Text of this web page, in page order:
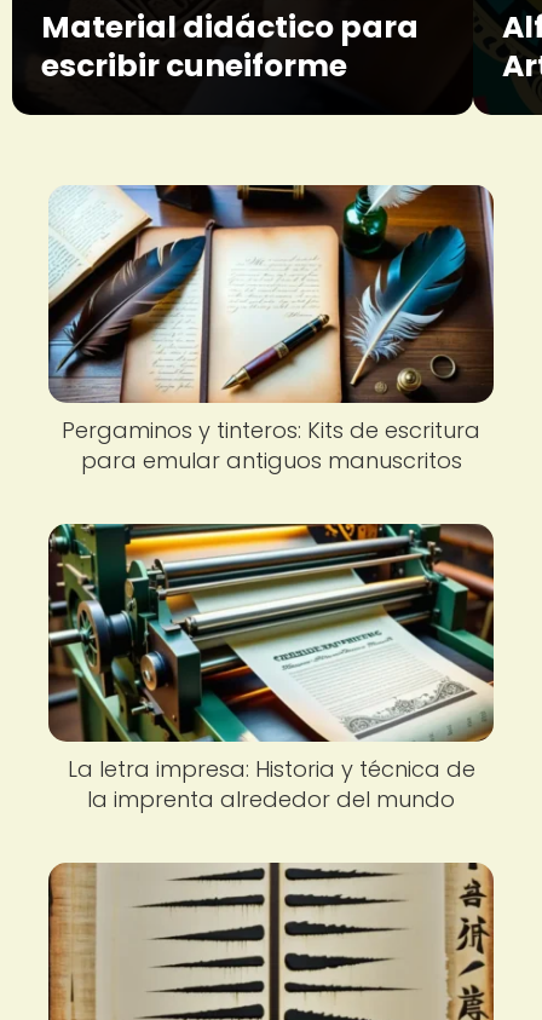
Material didáctico para
escribir cuneiforme
Pergaminos y tinteros: Kits de escritura
para emular antiguos manuscritos
La letra impresa: Historia y técnica de
la imprenta alrededor del mundo